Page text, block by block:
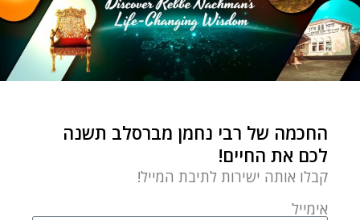
החכמה של רבי נחמן מברסלב תשנה
לכם את החיים!
קבלו אותה ישירות לתיבת המייל!
אימייל